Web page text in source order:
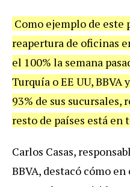
Como ejemplo de este
reapertura de oficinas
el 100% la semana
Turquía o EE UU,
93% de sus
resto de países está en
Carlos Casas,
BBVA, destacó cómo